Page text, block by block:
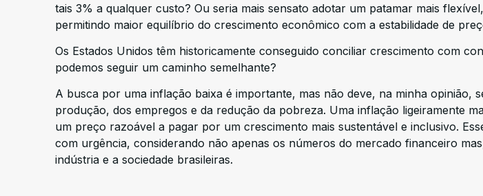
tais 3% a qualquer custo? Ou seria mais sensato adotar um patamar mais
permitindo maior equilíbrio do crescimento econômico com a estabilidade de
Os Estados Unidos têm historicamente conseguido conciliar crescimento com
podemos seguir um caminho semelhante?
A busca por uma inflação baixa é importante, mas não deve, na minha opinião,
produção, dos empregos e da redução da pobreza. Uma inflação ligeiramente
um preço razoável a pagar por um crescimento mais sustentável e inclusivo.
com urgência, considerando não apenas os números do mercado financeiro
indústria e a sociedade brasileiras.